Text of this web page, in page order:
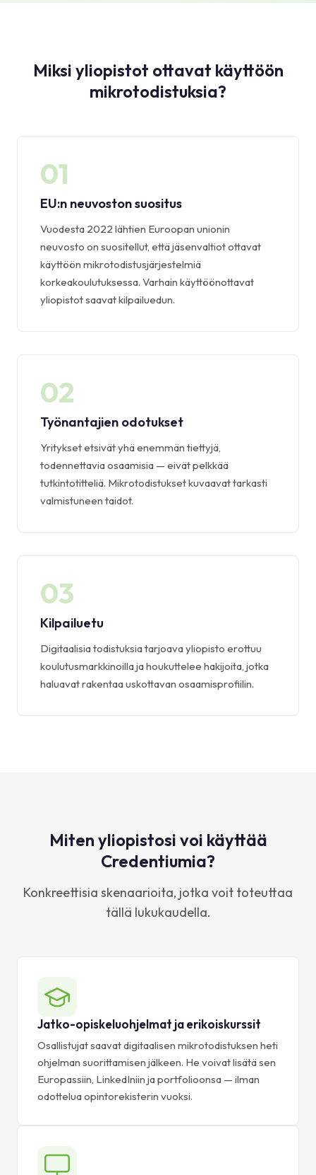
Miksi yliopistot ottavat käyttöön
mikrotodistuksia?
01
EU:n neuvoston suositus
Vuodesta 2022 lähtien Euroopan unionin
neuvosto on suositellut, että jäsenvaltiot ottavat
käyttöön mikrotodistusjärjestelmiä
korkeakoulutuksessa. Varhain käyttöönottavat
yliopistot saavat kilpailuedun.
02
Työnantajien odotukset
Yritykset etsivät yhä enemmän tiettyjä,
todennettavia osaamisia — eivät pelkkää
tutkintotitteliä. Mikrotodistukset kuvaavat tarkasti
valmistuneen taidot.
03
Kilpailuetu
Digitaalisia todistuksia tarjoava yliopisto erottuu
koulutusmarkkinoilla ja houkuttelee hakijoita, jotka
haluavat rakentaa uskottavan osaamisprofiilin.
Miten yliopistosi voi käyttää
Credentiumia?
Konkreettisia skenaarioita, jotka voit toteuttaa
tällä lukukaudella.
Jatko-opiskeluohjelmat ja erikoiskurssit
Osallistujat saavat digitaalisen mikrotodistuksen heti
ohjelman suorittamisen jälkeen. He voivat lisätä sen
Europassiin, LinkedIniin ja portfolioonsa — ilman
odottelua opintorekisterin vuoksi.